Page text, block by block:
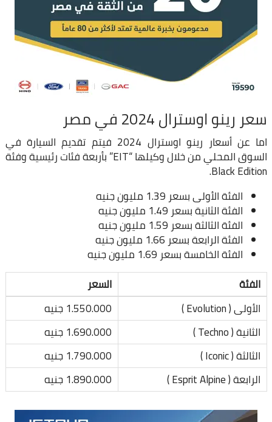
سعر رينو اوسترال 2024 في مصر
اما عن أسعار رينو اوسترال 2024 فيتم تقديم السيارة في
السوق المحلي من خلال وكيلها “EIT” بأربعة فئات رئيسية وفئة
Black Edition.
الفئة الأولى بسعر 1.39 مليون جنيه
الفئة الثانية بسعر 1.49 مليون جنيه
الفئة الثالثة بسعر 1.59 مليون جنيه
الفئة الرابعة بسعر 1.66 مليون جنيه
الفئة الخامسة بسعر 1.69 مليون جنيه
الفئة
السعر
الأولى ( Evolution )
1.550.000 جنيه
الثانية ( Techno )
1.690.000 جنيه
الثالثة ( Iconic )
1.790.000 جنيه
الرابعة ( Esprit Alpine )
1.890.000 جنيه